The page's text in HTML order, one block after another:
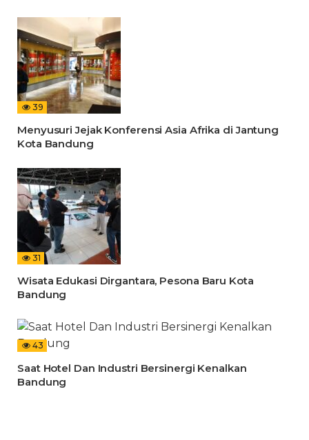
39
Menyusuri Jejak Konferensi Asia Afrika di Jantung
Kota Bandung
31
Wisata Edukasi Dirgantara, Pesona Baru Kota
Bandung
43
Saat Hotel Dan Industri Bersinergi Kenalkan
Bandung